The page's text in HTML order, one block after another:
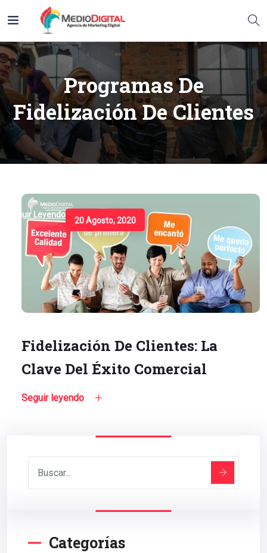
Programas De
Fidelización De Clientes
Seguir Leyendo
20 Agosto, 2020
Fidelización De Clientes: La
Clave Del Éxito Comercial
Seguir leyendo
Categorías